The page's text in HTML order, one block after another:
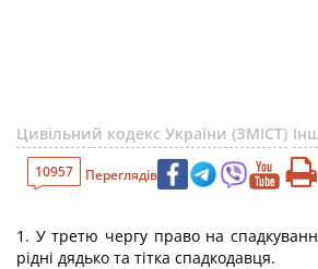
Цивільний кодекс України (ЗМІСТ)
10957 Переглядів
1. У третю чергу право на
рідні дядько та тітка спадкодавця.